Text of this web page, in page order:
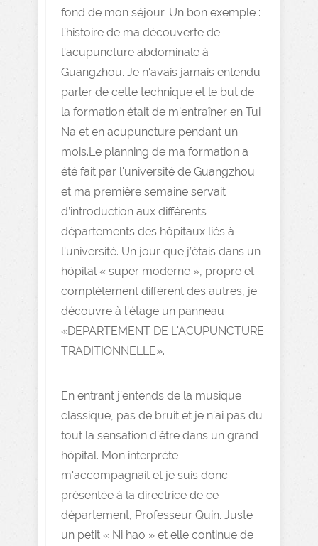
fond de mon séjour. Un bon exemple :
l’histoire de ma découverte de
l'acupuncture abdominale à
Guangzhou. Je n'avais jamais entendu
parler de cette technique et le but de
la formation était de m’entraîner en Tui
Na et en acupuncture pendant un
mois.Le planning de ma formation a
été fait par l'université de Guangzhou
et ma première semaine servait
d’introduction aux différents
départements des hôpitaux liés à
l'université. Un jour que j’étais dans un
hôpital « super moderne », propre et
complètement différent des autres, je
découvre à l'étage un panneau
«DEPARTEMENT DE L'ACUPUNCTURE
TRADITIONNELLE».
En entrant j’entends de la musique
classique, pas de bruit et je n’ai pas du
tout la sensation d’être dans un grand
hôpital. Mon interprète
m'accompagnait et je suis donc
présentée à la directrice de ce
département, Professeur Quin. Juste
un petit « Ni hao » et elle continue de